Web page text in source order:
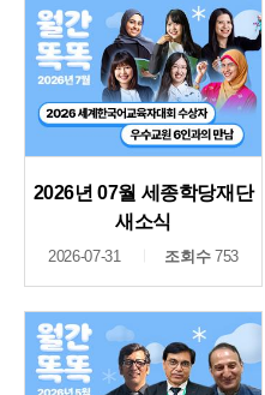
2026년 07월 세종학당재단
새소식
2026-07-31 조회수753